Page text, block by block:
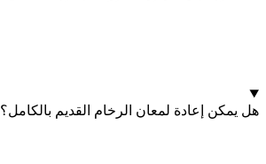
هل يمكن إعادة لمعان الرخام القديم بالكامل؟